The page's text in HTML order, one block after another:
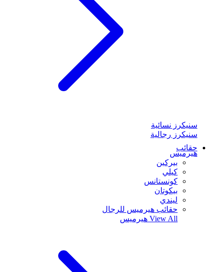
سنيكرز نسائية
سنيكرز رجالية
حقائب
هيرميس
بيركين
كيلي
كونستانس
بيكوتان
ليندي
حقائب هيرميس للرجال
View All هيرميس